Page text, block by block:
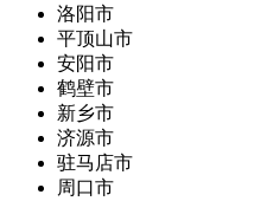
洛阳市
平顶山市
安阳市
鹤壁市
新乡市
济源市
驻马店市
周口市